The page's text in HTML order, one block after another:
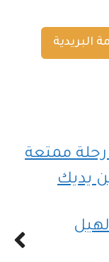
البريدية
ممتعة
يديك